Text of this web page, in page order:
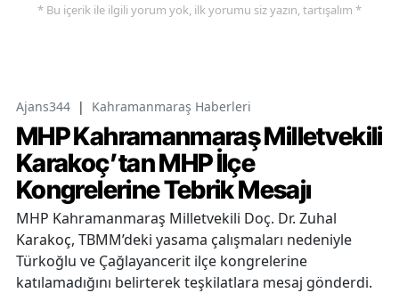
* Bu içerik ile ilgili yorum yok, ilk yorumu siz yazın, tartışalım *
Ajans344 | Kahramanmaraş Haberleri
MHP Kahramanmaraş Milletvekili
Karakoç’tan MHP İlçe
Kongrelerine Tebrik Mesajı
MHP Kahramanmaraş Milletvekili Doç. Dr. Zuhal
Karakoç, TBMM’deki yasama çalışmaları nedeniyle
Türkoğlu ve Çağlayancerit ilçe kongrelerine
katılamadığını belirterek teşkilatlara mesaj gönderdi.